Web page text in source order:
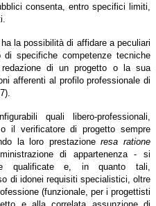
consenta, entro specifici limiti,
la possibilità di affidare a peculiari
specifiche competenze tecniche
di un progetto o la sua
afferenti al profilo professionale di
quali libero-professionali,
il verificatore di progetto sempre
la loro prestazioneresa ratione
di appartenenza - si
qualificate e, in quanto tali,
di idonei requisiti specialistici, oltre
(funzionale, per i progettisti